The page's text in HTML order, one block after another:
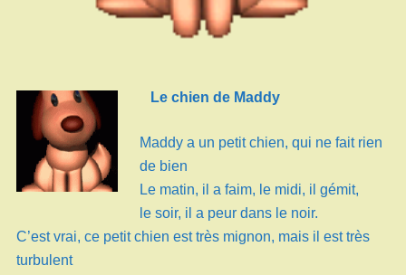
Le chien de Maddy
Maddy a un petit chien, qui ne fait rien
de bien
Le matin, il a faim, le midi, il gémit,
le soir, il a peur dans le noir.
C’est vrai, ce petit chien est très mignon, mais il est très
turbulent